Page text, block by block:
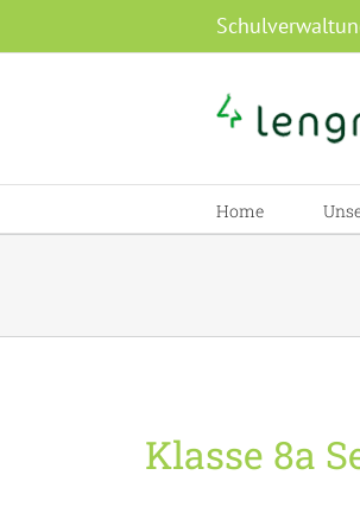
Inhalt
Home
Klasse 8a